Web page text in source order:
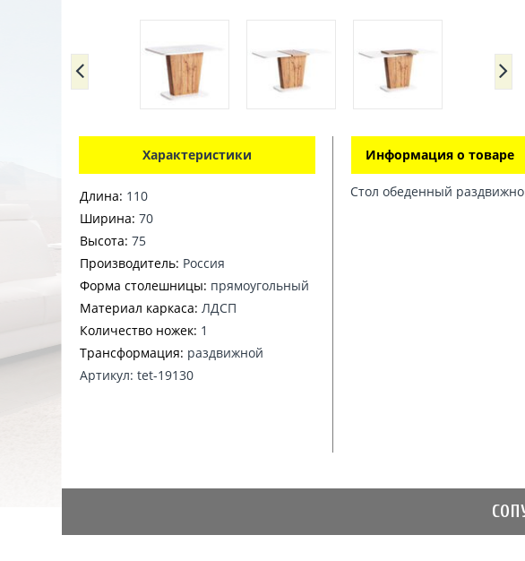
Характеристики
Длина: 110
Ширина: 70
Высота: 75
Производитель: Россия
Форма столешницы: прямоугольный
Материал каркаса: ЛДСП
Количество ножек: 1
Трансформация: раздвижной
Артикул: tet-19130
Информация о товаре
Стол обеденный